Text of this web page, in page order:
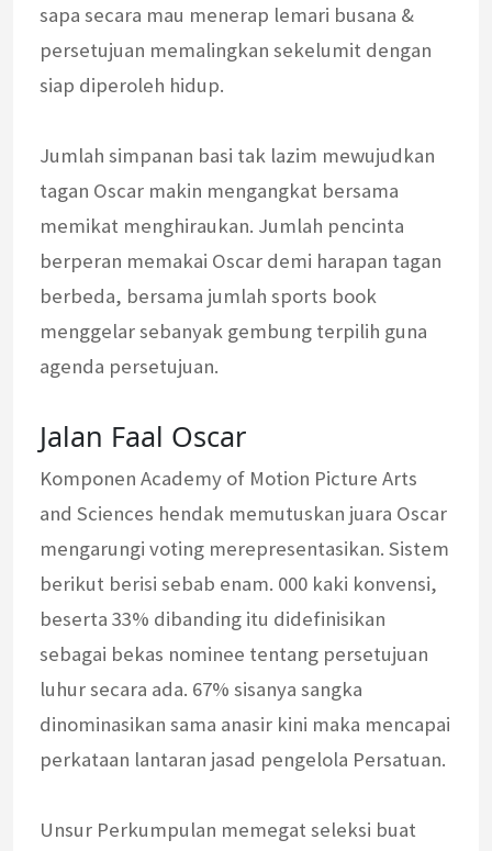
sapa secara mau menerap lemari busana &
persetujuan memalingkan sekelumit dengan
siap diperoleh hidup.
Jumlah simpanan basi tak lazim mewujudkan
tagan Oscar makin mengangkat bersama
memikat menghiraukan. Jumlah pencinta
berperan memakai Oscar demi harapan tagan
berbeda, bersama jumlah sports book
menggelar sebanyak gembung terpilih guna
agenda persetujuan.
Jalan Faal Oscar
Komponen Academy of Motion Picture Arts
and Sciences hendak memutuskan juara Oscar
mengarungi voting merepresentasikan. Sistem
berikut berisi sebab enam. 000 kaki konvensi,
beserta 33% dibanding itu didefinisikan
sebagai bekas nominee tentang persetujuan
luhur secara ada. 67% sisanya sangka
dinominasikan sama anasir kini maka mencapai
perkataan lantaran jasad pengelola Persatuan.
Unsur Perkumpulan memegat seleksi buat